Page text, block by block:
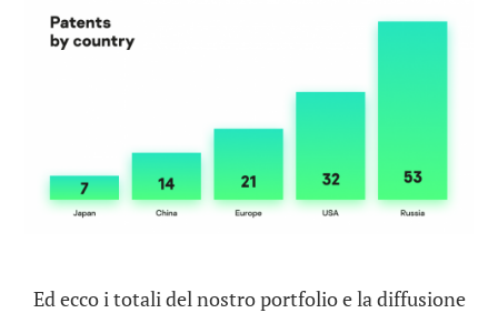
Ed ecco i totali del nostro portfolio e la diffusione